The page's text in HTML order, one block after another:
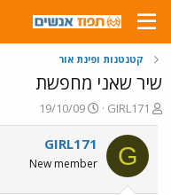
קטנטנות ופינת אור
שיר שאני מחפשת
פ
ו
ת
ח
ה
GIRL171
פ
ו
ר
ס
ם
19/10/09
G
GIRL171
New member